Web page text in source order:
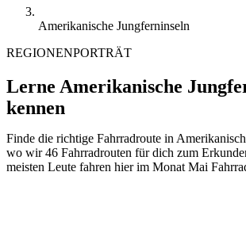
Amerikanische Jungferninseln
REGIONENPORTRÄT
Lerne Amerikanische
kennen
Finde die richtige Fahrradroute in
wo wir 46 Fahrradrouten für dich zum
meisten Leute fahren hier im Monat Mai